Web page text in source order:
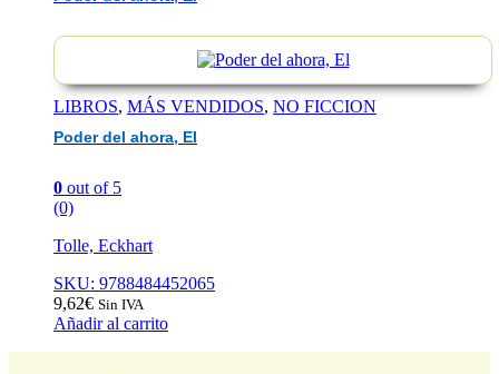
LIBROS, MÁS VENDIDOS, NO FICCION
Poder del ahora, El
0 out of 5
(0)
Tolle, Eckhart
SKU: 9788484452065
9,62€ Sin IVA
Añadir al carrito